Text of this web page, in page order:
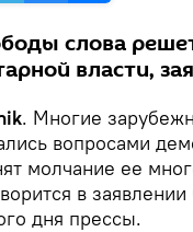
слова
власти,
. Многие
вопросами
молчание ее
в
дня прессы.